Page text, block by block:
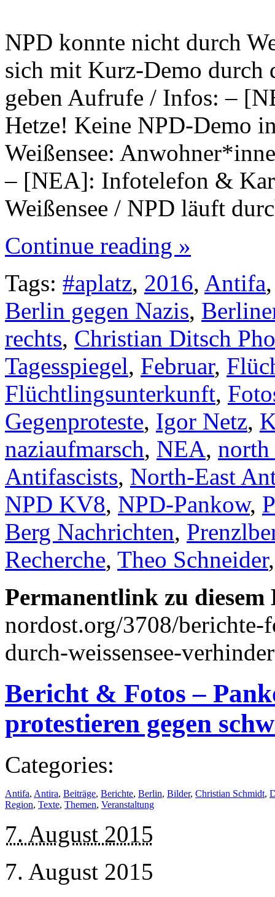
NPD konnte nicht durch
sich mit Kurz-Demo durch
geben Aufrufe / Infos: –
Hetze! Keine NPD-Demo
Weißensee:
– [NEA]: Infotelefon &
Weißensee / NPD läuft
Continue reading »
Tags: #aplatz, 2016, Antifa
Berlin gegen Nazis,
rechts, Christian Ditsch
Tagesspiegel, Februar,
Flüchtlingsunterkunft,
Gegenproteste, Igor Netz,
naziaufmarsch, NEA, north
Antifascists, North-East
NPD KV8, NPD-Pankow,
Berg Nachrichten,
Recherche, Theo Schneider
Permanentlink zu
nordost.org/3708/berichte-
durch-weissensee-
Bericht & Fotos –
protestieren gegen
Categories:
Antifa, Antira, Beiträge, Berichte, Berlin, Bilder, Christian Schmidt,
Region, Texte, Themen, Veranstaltung
7. August 2015
7. August 2015